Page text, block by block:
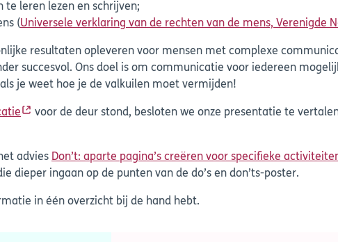
te leren lezen en schrijven;
(Universele verklaring van de rechten van de mens, Verenigde
resultaten opleveren voor mensen met complexe
succesvol. Ons doel is om communicatie voor iedereen
je weet hoe je de valkuilen moet vermijden!
voor de deur stond, besloten we onze presentatie te
advies Don’t: aparte pagina’s creëren voor specifieke
dieper ingaan op de punten van de do’s en don’ts-poster.
in één overzicht bij de hand hebt.